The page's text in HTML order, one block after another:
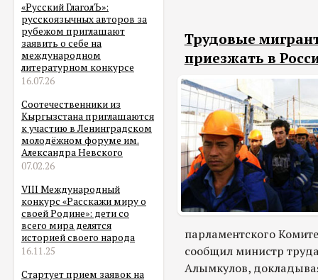
«Русский ГлаголЪ»:
русскоязычных авторов за
рубежом приглашают
заявить о себе на
международном
литературном конкурсе
16.07.26
Соотечественники из
Кыргызстана приглашаются
к участию в Ленинградском
молодёжном форуме им.
Александра Невского
07.02.26
VIII Международный
конкурс «Расскажи миру о
своей Родине»: дети со
всего мира делятся
историей своего народа
16.11.25
Стартует прием заявок на
Трудовые
приезжать в
парламентского
сообщил министр
Алымкулов,